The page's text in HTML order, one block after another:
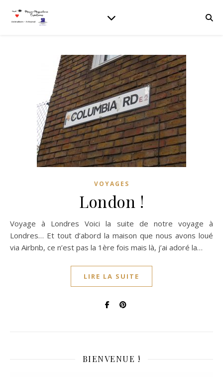
VOYAGES
London !
Voyage à Londres Voici la suite de notre voyage à
Londres… Et tout d’abord la maison que nous avons loué
via Airbnb, ce n’est pas la 1ère fois mais là, j’ai adoré la…
LIRE LA SUITE
BIENVENUE !